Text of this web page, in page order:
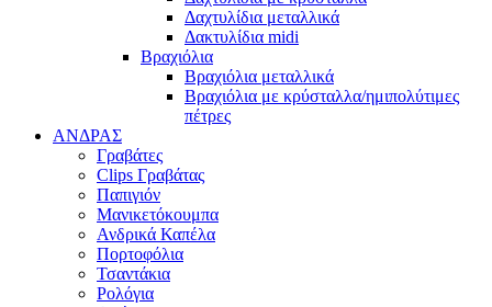
Δαχτυλίδια μεταλλικά
Δακτυλίδια midi
Βραχιόλια
Βραχιόλια μεταλλικά
Βραχιόλια με κρύσταλλα/ημιπολύτιμες
πέτρες
ΑΝΔΡΑΣ
Γραβάτες
Clips Γραβάτας
Παπιγιόν
Μανικετόκουμπα
Ανδρικά Καπέλα
Πορτοφόλια
Τσαντάκια
Ρολόγια